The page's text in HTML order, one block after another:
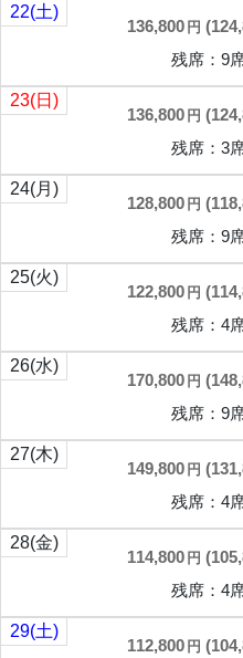
22(土)
136,800 円 (
残席：9
23(日)
136,800 円 (
残席：3
24(月)
128,800 円 (
残席：9
25(火)
122,800 円 (
残席：4
26(水)
170,800 円 (
残席：9
27(木)
149,800 円 (
残席：4
28(金)
114,800 円 (
残席：4
29(土)
112,800 円 (